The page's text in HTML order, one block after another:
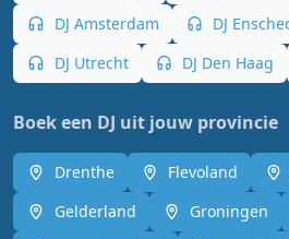
DJ Amsterdam
DJ
DJ Utrecht
DJ Den Haag
Boek een DJ uit jouw provincie
Drenthe Flevoland
Gelderland
Groningen